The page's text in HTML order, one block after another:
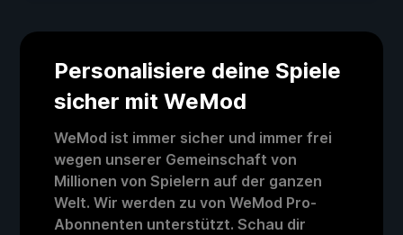
Personalisiere deine Spiele
sicher mit WeMod
WeMod ist immer sicher und immer frei
wegen unserer Gemeinschaft von
Millionen von Spielern auf der ganzen
Welt. Wir werden zu von WeMod Pro-
Abonnenten unterstützt. Schau dir